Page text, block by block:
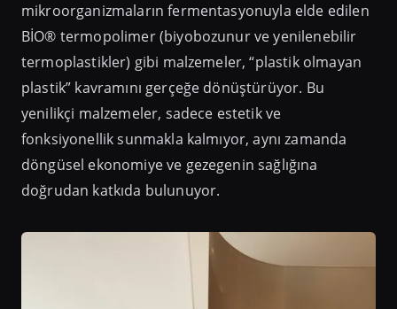
mikroorganizmaların fermentasyonuyla elde edilen
BİO® termopolimer (biyobozunur ve yenilenebilir
termoplastikler) gibi malzemeler, “plastik olmayan
plastik” kavramını gerçeğe dönüştürüyor. Bu
yenilikçi malzemeler, sadece estetik ve
fonksiyonellik sunmakla kalmıyor, aynı zamanda
döngüsel ekonomiye ve gezegenin sağlığına
doğrudan katkıda bulunuyor.